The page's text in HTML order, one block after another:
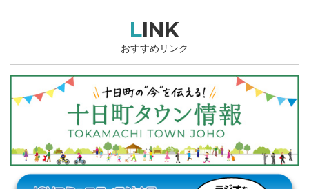
LINK
おすすめリンク